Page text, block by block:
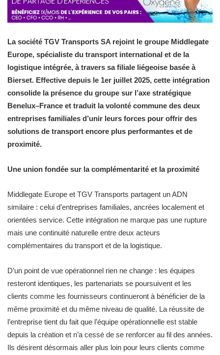
La société TGV Transports SA rejoint le groupe Middlegate
Europe, spécialiste du transport international et de la
logistique intégrée, à travers sa filiale liégeoise basée à
Bierset. Effective depuis le 1er juillet 2025, cette intégration
consolide la présence du groupe sur l’axe stratégique
Benelux–France et traduit la volonté commune des deux
entreprises familiales d’unir leurs forces pour offrir des
solutions de transport encore plus performantes et de
proximité.
Une union fondée sur la complémentarité et la proximité
Middlegate Europe et TGV Transports partagent un ADN
similaire : celui d’entreprises familiales, ancrées localement et
orientées service. Cette intégration ne marque pas une rupture
mais une continuité naturelle entre deux acteurs
complémentaires du transport et de la logistique.
D’un point de vue opérationnel rien ne change : les équipes
resteront identiques, les partenariats se poursuivent et les
clients comme les fournisseurs continueront à bénéficier de la
même proximité et du même niveau de qualité. La réussite de
l’entreprise tient du fait que l’équipe opérationnelle est stable
depuis la création et n’a cessé de se renforcer au fil des années.
Ils désirent désormais aller plus loin pour leurs clients comme